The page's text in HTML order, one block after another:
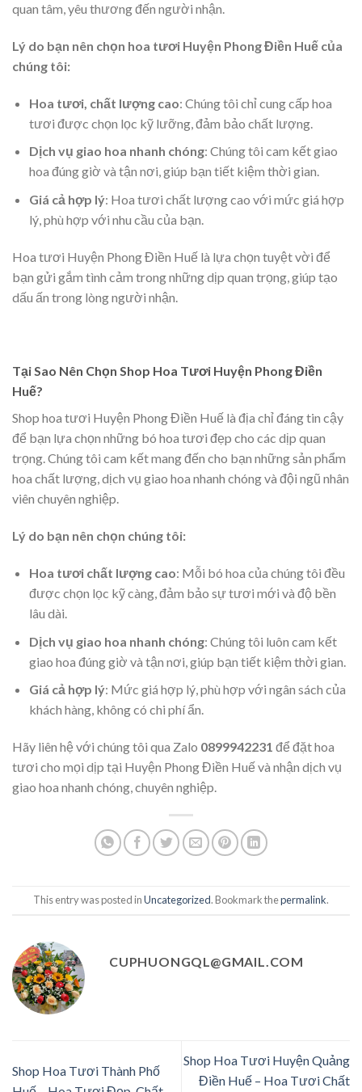
quan tâm, yêu thương đến người nhận.
Lý do bạn nên chọn hoa tươi Huyện Phong Điền Huế của
chúng tôi:
Hoa tươi, chất lượng cao: Chúng tôi chỉ cung cấp hoa
tươi được chọn lọc kỹ lưỡng, đảm bảo chất lượng.
Dịch vụ giao hoa nhanh chóng: Chúng tôi cam kết giao
hoa đúng giờ và tận nơi, giúp bạn tiết kiệm thời gian.
Giá cả hợp lý: Hoa tươi chất lượng cao với mức giá hợp
lý, phù hợp với nhu cầu của bạn.
Hoa tươi Huyện Phong Điền Huế là lựa chọn tuyệt vời để
bạn gửi gắm tình cảm trong những dịp quan trọng, giúp tạo
dấu ấn trong lòng người nhận.
Tại Sao Nên Chọn Shop Hoa Tươi Huyện Phong Điền
Huế?
Shop hoa tươi Huyện Phong Điền Huế là địa chỉ đáng tin cậy
để bạn lựa chọn những bó hoa tươi đẹp cho các dịp quan
trọng. Chúng tôi cam kết mang đến cho bạn những sản phẩm
hoa chất lượng, dịch vụ giao hoa nhanh chóng và đội ngũ nhân
viên chuyên nghiệp.
Lý do bạn nên chọn chúng tôi:
Hoa tươi chất lượng cao: Mỗi bó hoa của chúng tôi đều
được chọn lọc kỹ càng, đảm bảo sự tươi mới và độ bền
lâu dài.
Dịch vụ giao hoa nhanh chóng: Chúng tôi luôn cam kết
giao hoa đúng giờ và tận nơi, giúp bạn tiết kiệm thời gian.
Giá cả hợp lý: Mức giá hợp lý, phù hợp với ngân sách của
khách hàng, không có chi phí ẩn.
Hãy liên hệ với chúng tôi qua Zalo 0899942231 để đặt hoa
tươi cho mọi dịp tại Huyện Phong Điền Huế và nhận dịch vụ
giao hoa nhanh chóng, chuyên nghiệp.
This entry was posted inUncategorized. Bookmark thepermalink.
CUPHUONGQL@GMAIL.COM
Shop Hoa Tươi Thành Phố
Shop Hoa Tươi Huyện Quảng
Điền Huế – Hoa Tươi Chất